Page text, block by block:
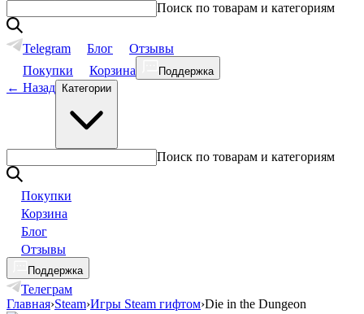
Поиск по товарам и категориям
Telegram Блог
Отзывы
Покупки
Корзина Поддержка
← Назад Категории
Поиск по товарам и категориям
Покупки
Корзина
Блог
Отзывы
Поддержка
Телеграм
Главная›Steam›Игры Steam гифтом›Die in the Dungeon